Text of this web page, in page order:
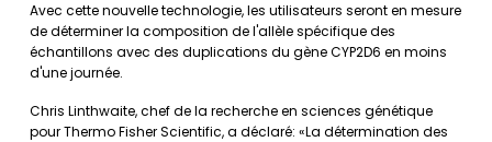
Avec cette nouvelle technologie, les utilisateurs seront en mesure
de déterminer la composition de l'allèle spécifique des
échantillons avec des duplications du gène CYP2D6 en moins
d'une journée.
Chris Linthwaite, chef de la recherche en sciences génétique
pour Thermo Fisher Scientific, a déclaré: «La détermination des